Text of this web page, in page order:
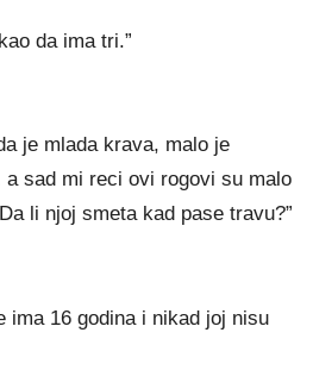
da ima tri.”
je mlada krava, malo je
sad mi reci ovi rogovi su malo
li njoj smeta kad pase travu?”
ima 16 godina i nikad joj nisu